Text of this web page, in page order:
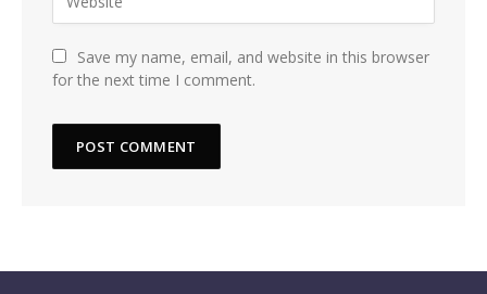
Save my name, email, and website in this browser
for the next time I comment.